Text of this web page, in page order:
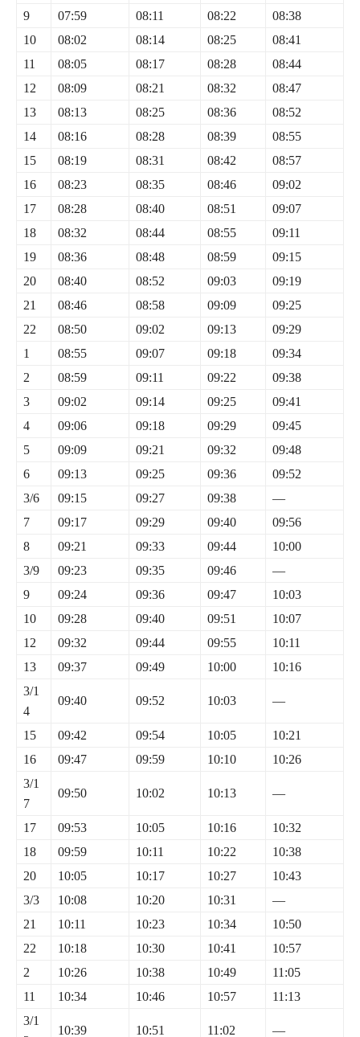
9
07:59 08:11 08:22
08:38
10
08:02 08:14 08:25
08:41
11
08:05 08:17 08:28
08:44
12
08:09 08:21 08:32
08:47
13
08:13 08:25 08:36
08:52
14
08:16 08:28 08:39
08:55
15
08:19 08:31 08:42
08:57
16
08:23 08:35 08:46
09:02
17
08:28 08:40 08:51
09:07
18
08:32 08:44 08:55
09:11
19
08:36 08:48 08:59
09:15
20
08:40 08:52 09:03
09:19
21
08:46 08:58 09:09
09:25
22
08:50 09:02 09:13
09:29
1
08:55 09:07 09:18
09:34
2
08:59 09:11 09:22
09:38
3
09:02 09:14 09:25
09:41
4
09:06 09:18 09:29
09:45
5
09:09 09:21 09:32
09:48
6
09:13 09:25 09:36
09:52
3/6
09:15 09:27 09:38
—
7
09:17 09:29 09:40
09:56
8
09:21 09:33 09:44
10:00
3/9
09:23 09:35 09:46
—
9
09:24 09:36 09:47
10:03
10
09:28 09:40 09:51
10:07
12
09:32 09:44 09:55
10:11
13
09:37 09:49 10:00
10:16
3/1
4
09:40 09:52 10:03 —
15 09:42 09:54 10:05
10:21
16
09:47 09:59 10:10
10:26
3/1
7
09:50 10:02 10:13 —
17 09:53 10:05 10:16
10:32
18
09:59 10:11 10:22
10:38
20
10:05 10:17 10:27
10:43
3/3
10:08 10:20 10:31
—
21
10:11 10:23 10:34
10:50
22
10:18 10:30 10:41
10:57
2
10:26 10:38 10:49
11:05
11
10:34 10:46 10:57
11:13
3/1
10:39 10:51 11:02 —